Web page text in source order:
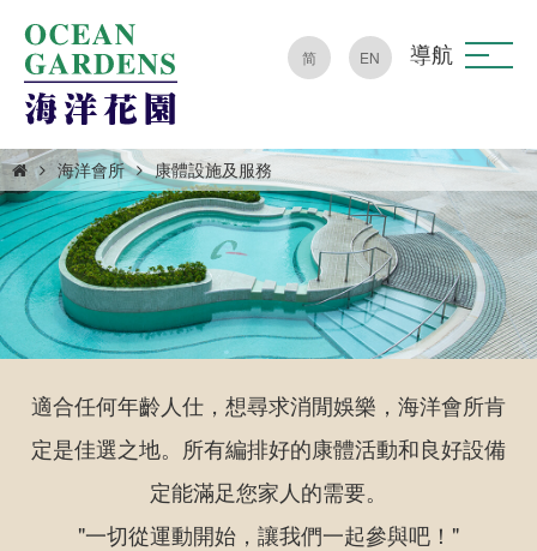
简 EN 導航
海洋會所 康體設施及服務
適合任何年齡人仕，想尋求消閒娛樂，海洋會所肯
定是佳選之地。所有編排好的康體活動和良好設備
定能滿足您家人的需要。
"一切從運動開始，讓我們一起參與吧！"